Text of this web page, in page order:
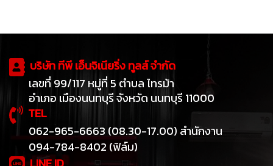
บริษัท ทีพี เอ็นจิเนียริ่ง ทูลส์ จำกัด
เลขที่ 99/117 หมู่ที่ 5 ตำบล ไทรม้า
อำเภอ เมืองนนทบุรี จังหวัด นนทบุรี 11000
TEL
062-965-6663 (08.30-17.00) สำนักงาน
094-784-8402 (ฟิล์ม)